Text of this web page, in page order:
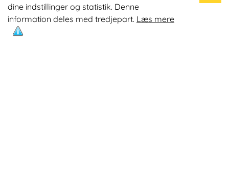
dine indstillinger og statistik. Denne
information deles med tredjepart. Læs mere
Odin R900 Romaskine
Odin S900 Spinningcykel